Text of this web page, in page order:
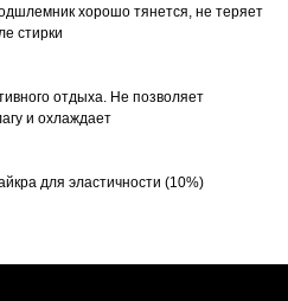
хорошо тянется, не теряет
стирки
отдыха. Не позволяет
и охлаждает
для эластичности (10%)